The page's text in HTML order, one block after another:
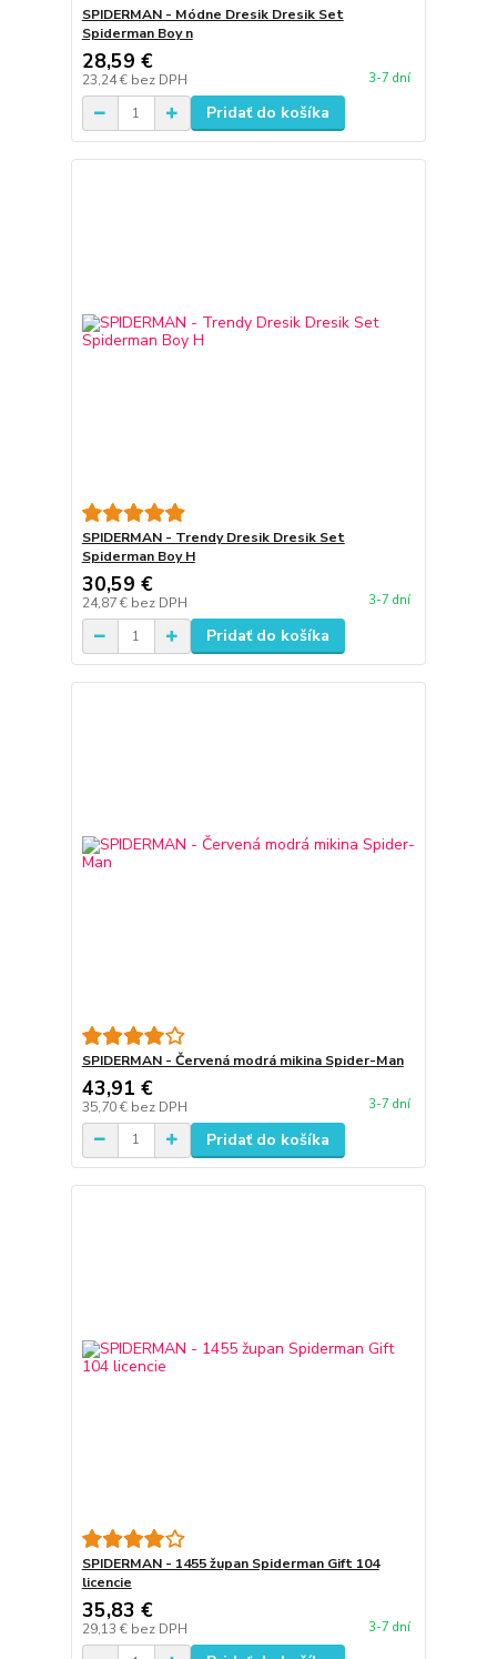
SPIDERMAN - Módne Dresik Dresik Set
Spiderman Boy n
28,59 €
23,24 € bez DPH 3-7 dní
Pridať do košíka
SPIDERMAN - Trendy Dresik Dresik Set
Spiderman Boy H
30,59 €
24,87 € bez DPH 3-7 dní
Pridať do košíka
SPIDERMAN - Červená modrá mikina Spider-Man
43,91 €
35,70 € bez DPH 3-7 dní
Pridať do košíka
SPIDERMAN - 1455 župan Spiderman Gift 104
licencie
35,83 €
29,13 € bez DPH 3-7 dní